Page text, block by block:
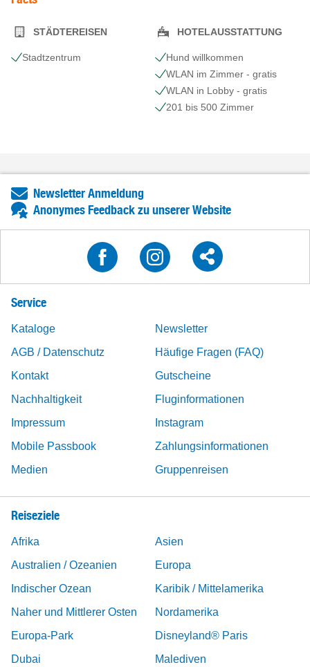
STÄDTEREISEN
Stadtzentrum
HOTELAUSSTATTUNG
Hund willkommen
WLAN im Zimmer - gratis
WLAN in Lobby - gratis
201 bis 500 Zimmer
Newsletter Anmeldung
Anonymes Feedback zu unserer Website
Service
Kataloge
Newsletter
AGB / Datenschutz
Häufige Fragen (FAQ)
Kontakt
Gutscheine
Nachhaltigkeit
Fluginformationen
Impressum
Instagram
Mobile Passbook
Zahlungsinformationen
Medien
Gruppenreisen
Reiseziele
Afrika
Asien
Australien / Ozeanien
Europa
Indischer Ozean
Karibik / Mittelamerika
Naher und Mittlerer Osten
Nordamerika
Europa-Park
Disneyland® Paris
Dubai
Malediven